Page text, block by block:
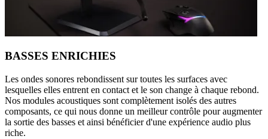
BASSES ENRICHIES
Les ondes sonores rebondissent sur toutes les surfaces avec
lesquelles elles entrent en contact et le son change à chaque rebond.
Nos modules acoustiques sont complètement isolés des autres
composants, ce qui nous donne un meilleur contrôle pour augmenter
la sortie des basses et ainsi bénéficier d'une expérience audio plus
riche.